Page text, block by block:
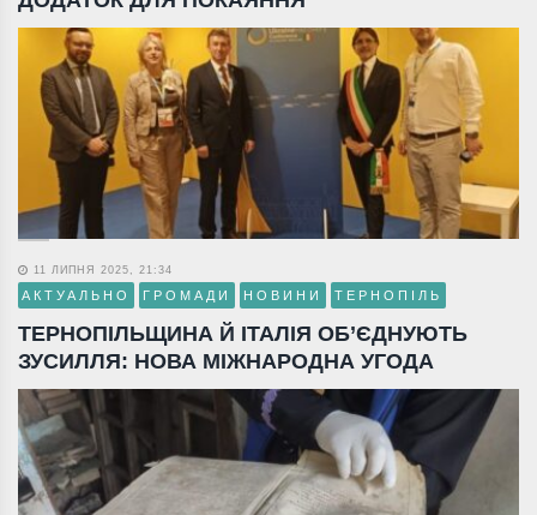
11 ЛИПНЯ 2025, 21:34
АКТУАЛЬНО ГРОМАДИ НОВИНИ ТЕРНОПІЛЬ
ТЕРНОПІЛЬЩИНА Й ІТАЛІЯ ОБ’ЄДНУЮТЬ
ЗУСИЛЛЯ: НОВА МІЖНАРОДНА УГОДА